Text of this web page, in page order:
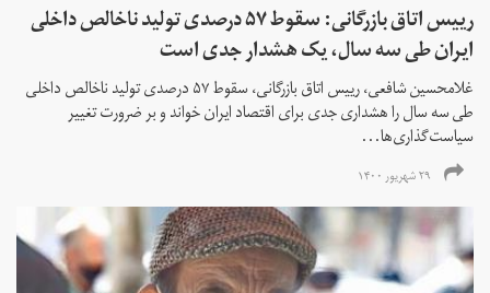
رییس اتاق بازرگانی: سقوط ۵۷ درصدی تولید ناخالص داخلی
ایران طی سه سال، یک هشدار جدی است
غلامحسین شافعی، رییس اتاق بازرگانی، سقوط ۵۷ درصدی تولید ناخالص داخلی
طی سه سال را هشداری جدی برای اقتصاد ایران خواند و بر ضرورت تغییر
سیاست‌گذاری‌ها...
۲۹ شهریور ۱۴۰۰